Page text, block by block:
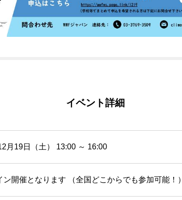
イベント詳細
月19日（土） 13:00 ～ 16:00
ン開催となります （全国どこからでも参加可能！）